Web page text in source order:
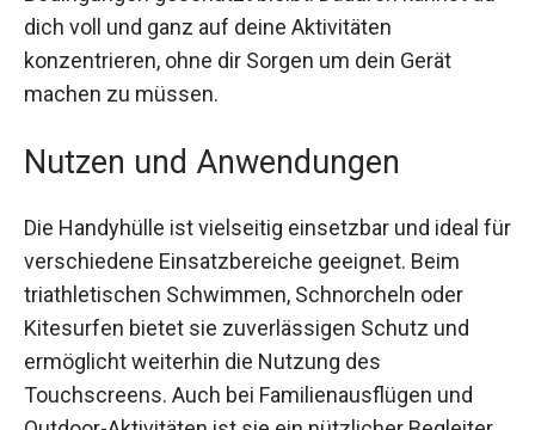
du dich voll und ganz auf deine Aktivitäten
konzentrieren, ohne dir Sorgen um dein Gerät
machen zu müssen.
Nutzen und Anwendungen
für verschiedene Einsatzbereiche geeignet. Beim
triathletischen Schwimmen, Schnorcheln oder
Kitesurfen bietet sie zuverlässigen Schutz und
ermöglicht weiterhin die Nutzung des
Touchscreens. Auch bei Familienausflügen und
Outdoor-Aktivitäten ist sie ein nützlicher